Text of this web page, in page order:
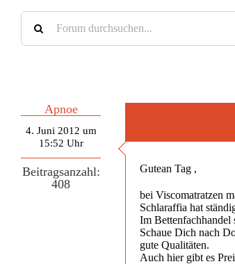
Apnoe
4. Juni 2012 um
15:52 Uhr
Beitragsanzahl:
408
Gutean Tag ,
bei Viscomatratzen
Schlaraffia hat
Im Bettenfachhandel
Schaue Dich nach
gute Qualitäten.
Auch hier gibt es